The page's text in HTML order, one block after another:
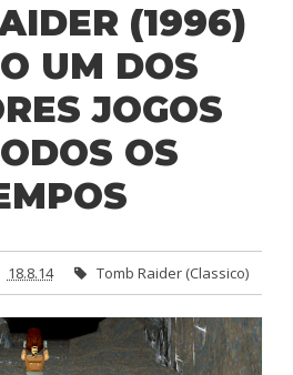
(1996)
UM DOS
JOGOS
OS
18.8.14 Tomb Raider (Classico)